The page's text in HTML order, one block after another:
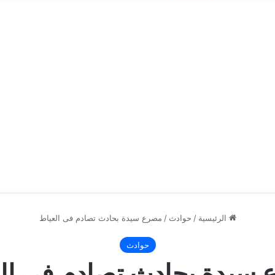
الرئيسية / حوادث / مصرع سيدة بحادث تصادم فى العياط
حوادث